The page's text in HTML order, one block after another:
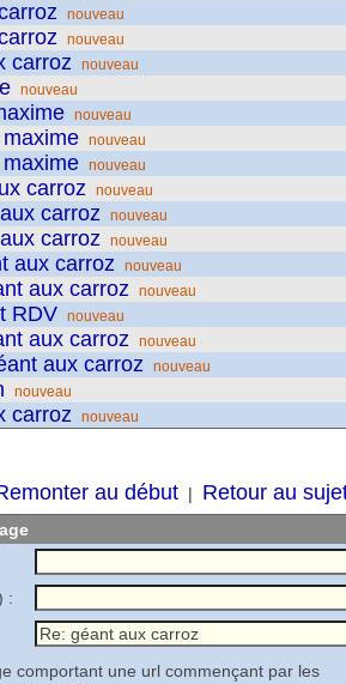
nouveau
nouveau
carroz nouveau
nouveau
nouveau
nouveau
nouveau
carroz nouveau
carroz nouveau
carroz nouveau
aux carroz nouveau
aux carroz nouveau
RDV nouveau
aux carroz nouveau
aux carroz nouveau
nouveau
carroz nouveau
au début | Retour au
:
comportant une url commençant par les